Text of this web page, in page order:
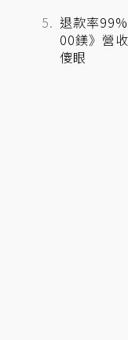
退款率
00鎂》營
傻眼